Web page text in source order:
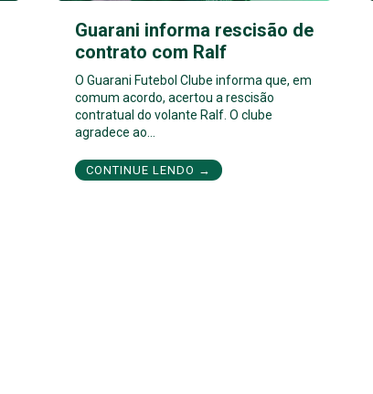
Guarani informa rescisão de
contrato com Ralf
O Guarani Futebol Clube informa que, em
comum acordo, acertou a rescisão
contratual do volante Ralf. O clube
agradece ao…
CONTINUE LENDO →